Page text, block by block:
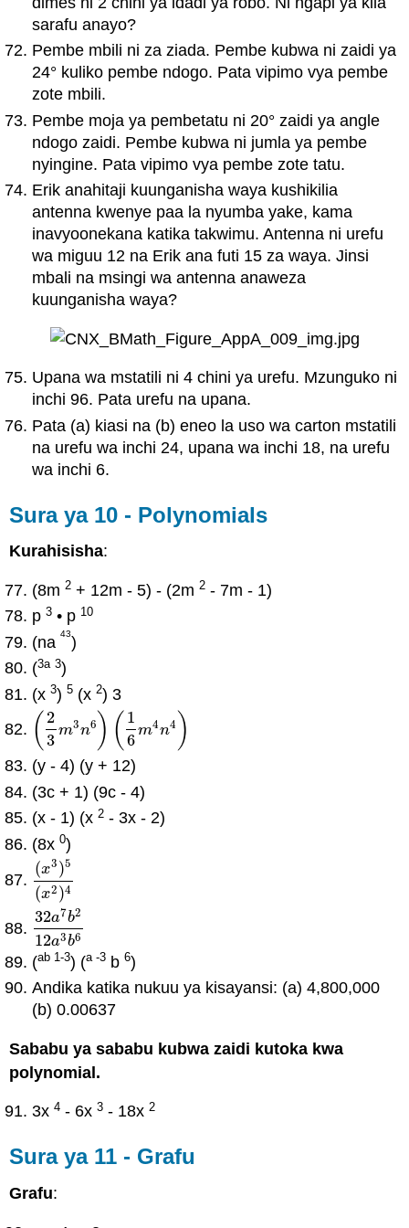
sarafu anayo?
Pembe mbili ni za ziada. Pembe kubwa ni zaidi ya
24° kuliko pembe ndogo. Pata vipimo vya pembe
zote mbili.
Pembe moja ya pembetatu ni 20° zaidi ya angle
ndogo zaidi. Pembe kubwa ni jumla ya pembe
nyingine. Pata vipimo vya pembe zote tatu.
Erik anahitaji kuunganisha waya kushikilia
antenna kwenye paa la nyumba yake, kama
inavyoonekana katika takwimu. Antenna ni urefu
wa miguu 12 na Erik ana futi 15 za waya. Jinsi
mbali na msingi wa antenna anaweza
kuunganisha waya?
Upana wa mstatili ni 4 chini ya urefu. Mzunguko ni
inchi 96. Pata urefu na upana.
Pata (a) kiasi na (b) eneo la uso wa carton mstatili
na urefu wa inchi 24, upana wa inchi 18, na urefu
wa inchi 6.
Sura ya 10 - Polynomials
Kurahisisha:
(8m2 + 12m - 5) - (2m2 - 7m - 1)
p3 • p 10
(na43)
(3a 3)
(x3)5 (x2) 3
( 2
3
m3n6 ) ( 1
6
m4n4 )
(23m3n6 ( 16m4n4)
(y - 4) (y + 12)
(3c + 1) (9c - 4)
(x - 1) (x2 - 3x - 2)
(8x0)
(x3 )5
(x2 )4
(x3)5(
32a7b2
12a3b6
32a7b2
(ab 1-3) (a -3 b6)
Andika katika nukuu ya kisayansi: (a) 4,800,000
(b) 0.00637
Sababu ya sababu kubwa zaidi kutoka kwa
polynomial.
3x4 - 6x3 - 18x2
Sura ya 11 - Grafu
Grafu: